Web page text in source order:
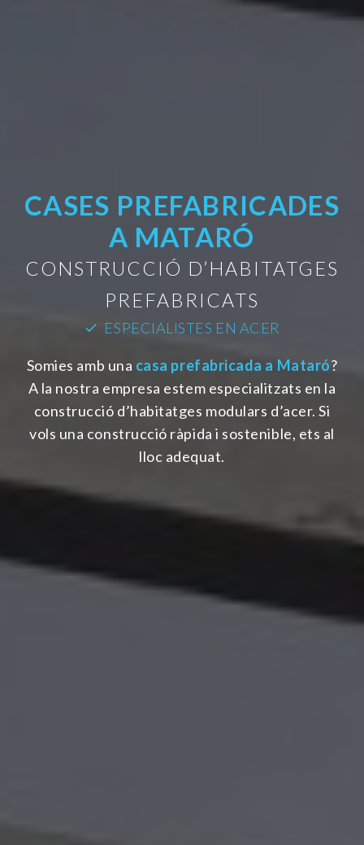
CASES PREFABRICADES
A MATARÓ
CONSTRUCCIÓ D’HABITATGES
PREFABRICATS
check ESPECIALISTES EN ACER
Somies amb una casa prefabricada a Mataró?
A la nostra empresa estem especialitzats en la
construcció d’habitatges modulars d’acer. Si
vols una construcció ràpida i sostenible, ets al
lloc adequat.